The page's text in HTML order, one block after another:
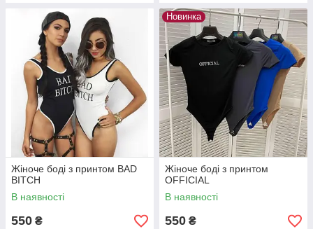
Жіноче боді з принтом BAD
BITCH
В наявності
550 ₴
Новинка
Жіноче боді з принтом
OFFICIAL
В наявності
550 ₴